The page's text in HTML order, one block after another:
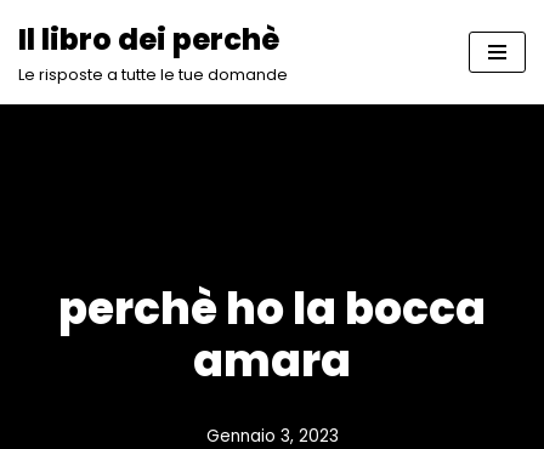
Vai
Il libro dei perchè
Le risposte a tutte le tue domande
perchè ho la bocca
amara
Gennaio 3, 2023